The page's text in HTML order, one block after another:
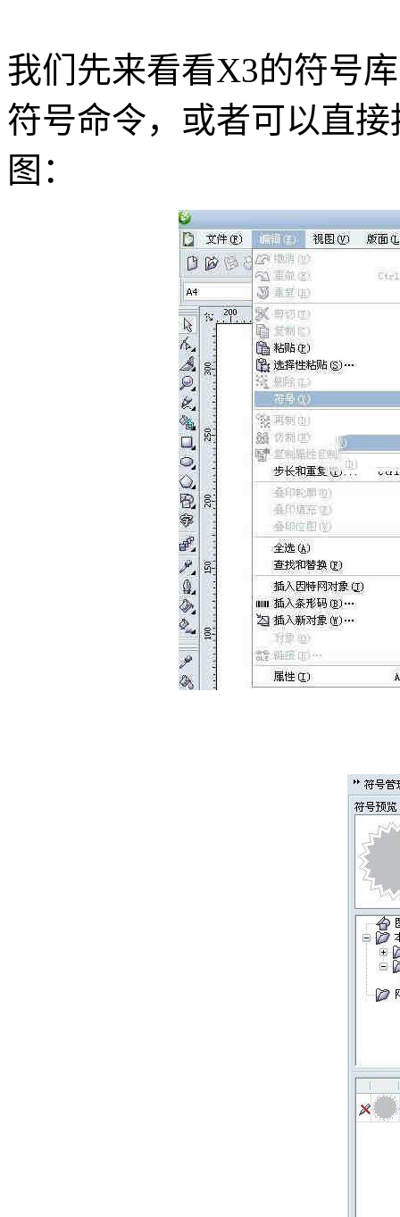
我们先来看看X3的符号
符号命令，或者可以直
图：